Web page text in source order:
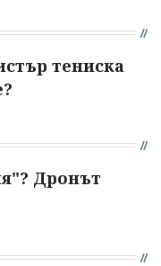
тениска
Дронът